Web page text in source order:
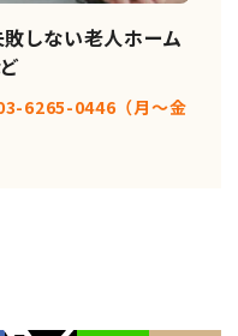
敗しない老人ホーム
6265-0446（月〜金